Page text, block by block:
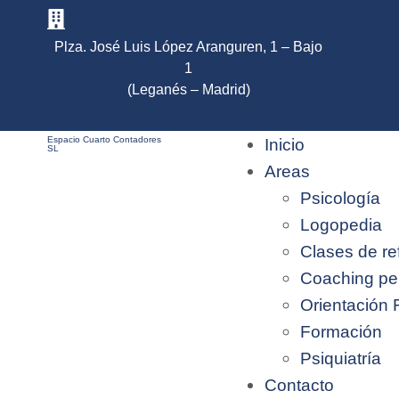
Plza. José Luis López Aranguren, 1 – Bajo
1
(Leganés – Madrid)
Espacio Cuarto Contadores
SL
Inicio
Areas
Psicología
Logopedia
Clases de
Coaching
Orientación
Formación
Psiquiatría
Contacto